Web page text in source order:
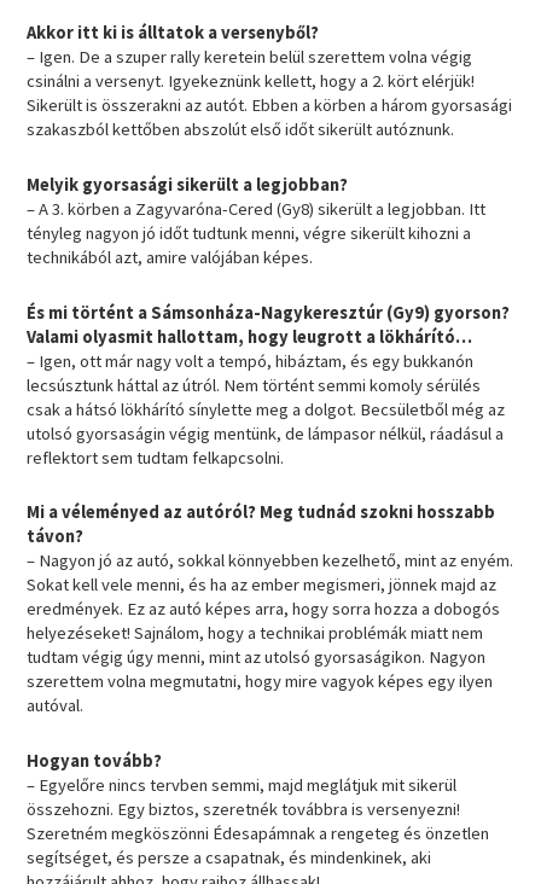
Akkor itt ki is álltatok a versenyből?
– Igen. De a szuper rally keretein belül szerettem volna végig
csinálni a versenyt. Igyekeznünk kellett, hogy a 2. kört elérjük!
Sikerült is összerakni az autót. Ebben a körben a három gyorsasági
szakaszból kettőben abszolút első időt sikerült autóznunk.
Melyik gyorsasági sikerült a legjobban?
– A 3. körben a Zagyvaróna-Cered (Gy8) sikerült a legjobban. Itt
tényleg nagyon jó időt tudtunk menni, végre sikerült kihozni a
technikából azt, amire valójában képes.
És mi történt a Sámsonháza-Nagykeresztúr (Gy9) gyorson?
Valami olyasmit hallottam, hogy leugrott a lökhárító…
– Igen, ott már nagy volt a tempó, hibáztam, és egy bukkanón
lecsúsztunk háttal az útról. Nem történt semmi komoly sérülés
csak a hátsó lökhárító sínylette meg a dolgot. Becsületből még az
utolsó gyorsaságin végig mentünk, de lámpasor nélkül, ráadásul a
reflektort sem tudtam felkapcsolni.
Mi a véleményed az autóról? Meg tudnád szokni hosszabb
távon?
– Nagyon jó az autó, sokkal könnyebben kezelhető, mint az enyém.
Sokat kell vele menni, és ha az ember megismeri, jönnek majd az
eredmények. Ez az autó képes arra, hogy sorra hozza a dobogós
helyezéseket! Sajnálom, hogy a technikai problémák miatt nem
tudtam végig úgy menni, mint az utolsó gyorsaságikon. Nagyon
szerettem volna megmutatni, hogy mire vagyok képes egy ilyen
autóval.
Hogyan tovább?
– Egyelőre nincs tervben semmi, majd meglátjuk mit sikerül
összehozni. Egy biztos, szeretnék továbbra is versenyezni!
Szeretném megköszönni Édesapámnak a rengeteg és önzetlen
segítséget, és persze a csapatnak, és mindenkinek, aki